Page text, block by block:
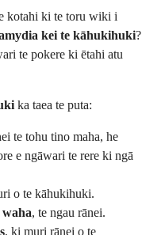
kotahi ki te toru wiki i
kei te kāhukihuki?
te pokere ki ētahi atu
ka taea te puta:
te tohu tino maha, he
e ngāwari te rere ki ngā
o te kāhukihuki.
, te ngau rānei.
, ki muri rānei o te